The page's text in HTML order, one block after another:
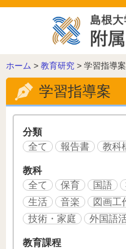
このペ
こ
の
ー
ジ
ホーム > 教育研究 > 学習指導案
学習指導案
分類
全て
報告書 教科
教科
全て
保育 国語
生活
音楽 図画工
技術・家庭
外国語
教育課程